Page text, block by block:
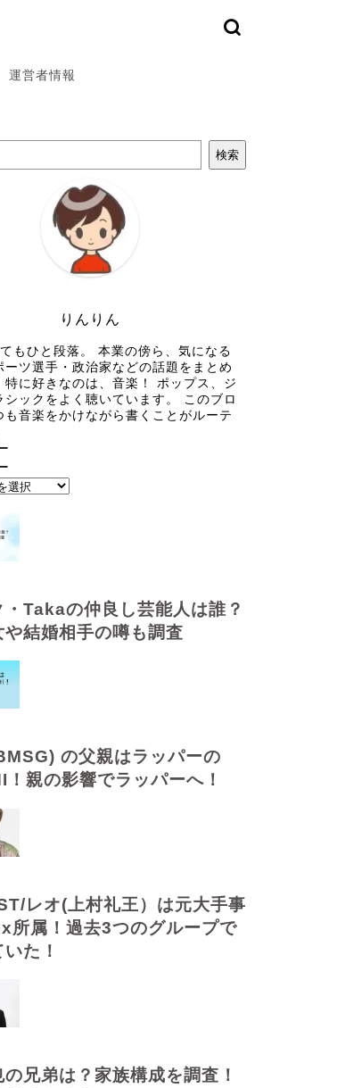
運営者情報
検索
りんりん
もひと段落。 本業の傍ら、気になる
ーツ選手・政治家などの話題をまとめ
特に好きなのは、音楽！ ポップス、ジ
シックをよく聴いています。 このブロ
も音楽をかけながら書くことがルーテ
・Takaの仲良し芸能人は誰？
や結婚相手の噂も調査
の父親はラッパーの
親の影響でラッパーへ！
レオ(上村礼王）は元大手事
所属！過去3つのグループで
た！
兄弟は？家族構成を調査！